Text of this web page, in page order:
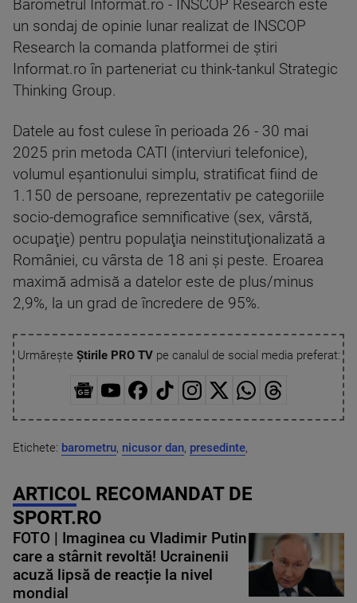
Barometrul Informat.ro - INSCOP Research este
un sondaj de opinie lunar realizat de INSCOP
Research la comanda platformei de ştiri
Informat.ro în parteneriat cu think-tankul Strategic
Thinking Group.
Datele au fost culese în perioada 26 - 30 mai
2025 prin metoda CATI (interviuri telefonice),
volumul eşantionului simplu, stratificat fiind de
1.150 de persoane, reprezentativ pe categoriile
socio-demografice semnificative (sex, vârstă,
ocupaţie) pentru populaţia neinstituţionalizată a
României, cu vârsta de 18 ani şi peste. Eroarea
maximă admisă a datelor este de plus/minus
2,9%, la un grad de încredere de 95%.
Urmărește Știrile PRO TVpe canalul de social media preferat:
Etichete: barometru, nicusor dan, presedinte,
ARTICOL RECOMANDAT DE
SPORT.RO
FOTO | Imaginea cu Vladimir Putin
care a stârnit revoltă! Ucrainenii
acuză lipsă de reacție la nivel
mondial